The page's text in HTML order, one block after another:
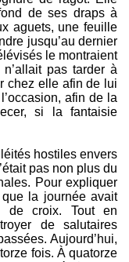
de ses draps à
aguets, une feuille
jusqu’au dernier
le montraient
pas tarder à
chez elle afin de lui
afin de la
si la fantaisie
hostiles envers
pas non plus du
Pour expliquer
la journée avait
de croix. Tout en
de salutaires
Aujourd’hui,
fois. À quatorze